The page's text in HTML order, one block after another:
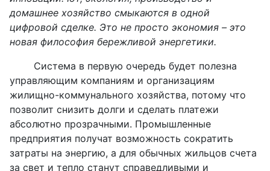
домашнее хозяйство смыкаются в одной
цифровой сделке. Это не просто экономия – это
новая философия бережливой энергетики.
Система в первую очередь будет полезна
управляющим компаниям и организациям
жилищно-коммунального хозяйства, потому что
позволит снизить долги и сделать платежи
абсолютно прозрачными. Промышленные
предприятия получат возможность сократить
затраты на энергию, а для обычных жильцов счета
за свет и тепло станут справедливыми и